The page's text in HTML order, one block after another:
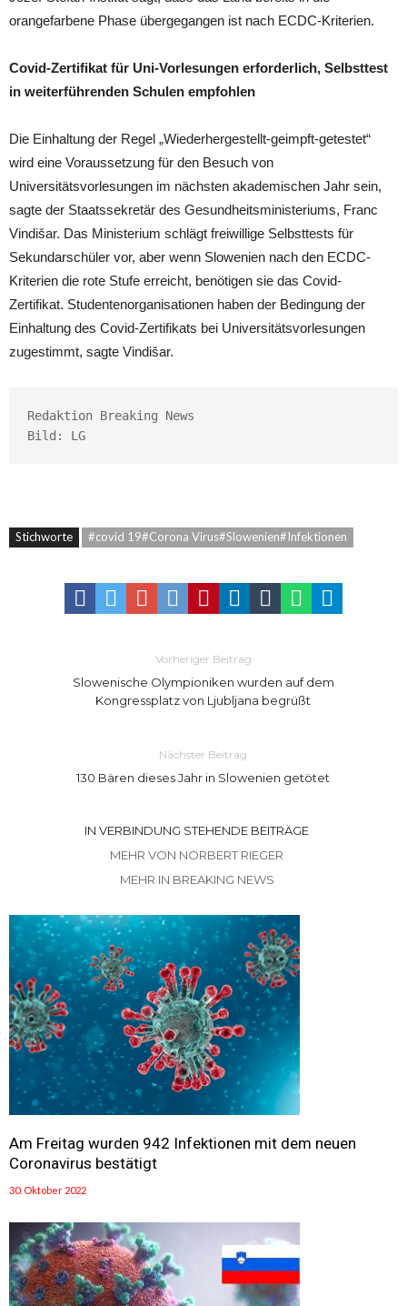
orangefarbene Phase übergegangen ist nach ECDC-Kriterien.
Covid-Zertifikat für Uni-Vorlesungen erforderlich, Selbsttest
in weiterführenden Schulen empfohlen
Die Einhaltung der Regel „Wiederhergestellt-geimpft-getestet“
wird eine Voraussetzung für den Besuch von
Universitätsvorlesungen im nächsten akademischen Jahr sein,
sagte der Staatssekretär des Gesundheitsministeriums, Franc
Vindišar. Das Ministerium schlägt freiwillige Selbsttests für
Sekundarschüler vor, aber wenn Slowenien nach den ECDC-
Kriterien die rote Stufe erreicht, benötigen sie das Covid-
Zertifikat. Studentenorganisationen haben der Bedingung der
Einhaltung des Covid-Zertifikats bei Universitätsvorlesungen
zugestimmt, sagte Vindišar.
Redaktion Breaking News
Bild: LG
Stichworte #covid 19#Corona Virus#Slowenien#Infektionen
Vorheriger Beitrag
Slowenische Olympioniken wurden auf dem
Kongressplatz von Ljubljana begrüßt
Nächster Beitrag
130 Bären dieses Jahr in Slowenien getötet
IN VERBINDUNG STEHENDE BEITRÄGE
MEHR VON NORBERT RIEGER
MEHR IN BREAKING NEWS
Am Freitag wurden 942 Infektionen mit dem neuen
Coronavirus bestätigt
30. Oktober 2022